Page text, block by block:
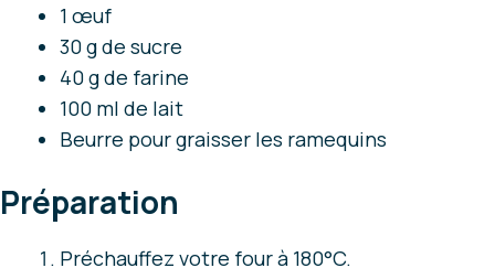
1 œuf
30 g de sucre
40 g de farine
100 ml de lait
Beurre pour graisser les ramequins
Préparation
Préchauffez votre four à 180°C.